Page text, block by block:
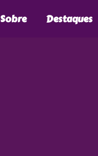
Sobre Destaques